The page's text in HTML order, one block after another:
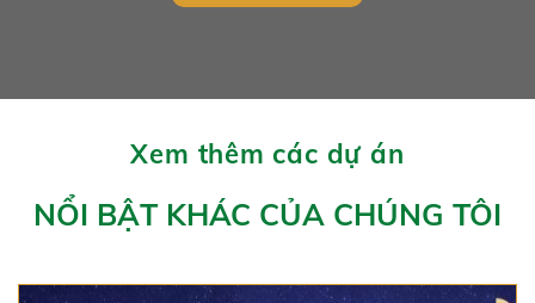
Xem thêm các dự án
NỔI BẬT KHÁC CỦA CHÚNG TÔI